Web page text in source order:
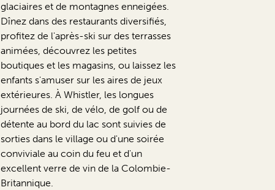
glaciaires et de montagnes enneigées.
Dînez dans des restaurants diversifiés,
profitez de l'après-ski sur des terrasses
animées, découvrez les petites
boutiques et les magasins, ou laissez les
enfants s'amuser sur les aires de jeux
extérieures. À Whistler, les longues
journées de ski, de vélo, de golf ou de
détente au bord du lac sont suivies de
sorties dans le village ou d'une soirée
conviviale au coin du feu et d'un
excellent verre de vin de la Colombie-
Britannique.